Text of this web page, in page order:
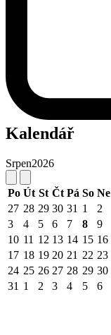
Kalendář
Srpen2026
Po Út St Čt Pá So Ne
27 28 29 30 31 1
2
3
4 5 6 7 8
9
10 11 12 13 14 15 16
17 18 19 20 21 22 23
24 25 26 27 28 29 30
31 1 2 3 4 5 6